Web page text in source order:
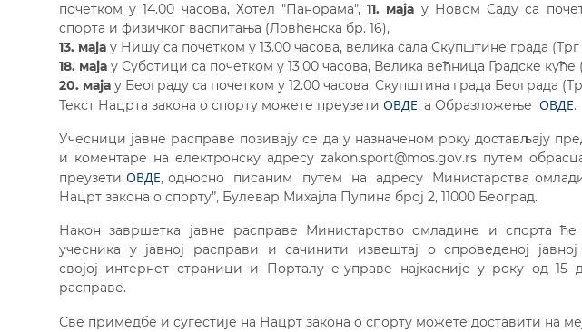
почетком у 14.00 часова, Хотел "Панорама",11. маја у Новом Саду са
спорта и физичког васпитања (Ловћенска бр. 16),
13. маја у Нишу са почетком у 13.00 часова, велика сала Скупштине града
18. маја у Суботици са почетком у 13.00 часова, Велика већница Градске куће
20. маја у Београду са почетком у 12.00 часова, Скупштина града Београда
Текст Нацрта закона о спорту можете преузети ОВДЕ, а Образложење ОВДЕ.
Учесници јавне расправе позивају се да у назначеном року достављају
и коментаре на електронску адресу zakon.sport@mos.gov.rs путем
преузетиОВДЕ, односно писаним путем на адресу Министарства
Нацрт закона о спорту”, Булевар Михајла Пупина број 2, 11000 Београд.
Након завршетка јавне расправе Министарство омладине и спорта ће
учесника у јавној расправи и сачинити извештај о спроведеној јавној
својој интернет страници и Порталу е-управе најкасније у року од 15
расправе.
Све примедбе и сугестије на Нацрт закона о спорту можете доставити на